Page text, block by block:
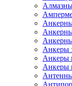
Анкеры
Анкеры
Анкеры